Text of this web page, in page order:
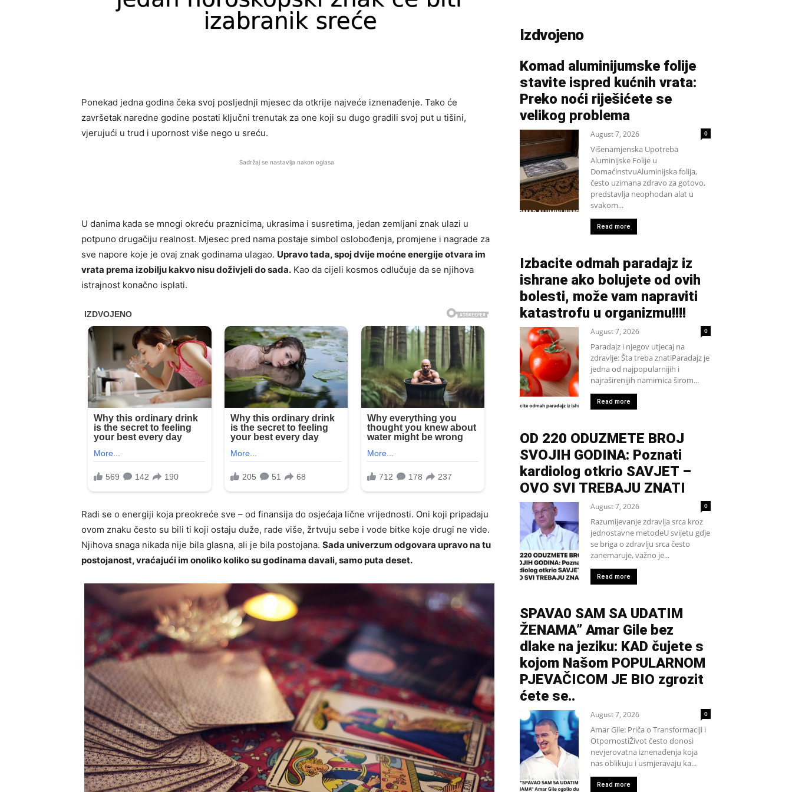
Ponekad jedna godina čeka svoj posljednji mjesec da otkrije najveće iznenađenje. Tako će
završetak naredne godine postati ključni trenutak za one koji su dugo gradili svoj put u tišini,
vjerujući u trud i upornost više nego u sreću.
Sadržaj se nastavlja nakon oglasa
U danima kada se mnogi okreću praznicima, ukrasima i susretima, jedan zemljani znak ulazi u
potpuno drugačiju realnost. Mjesec pred nama postaje simbol oslobođenja, promjene i nagrade za
sve napore koje je ovaj znak godinama ulagao. Upravo tada, spoj dvije moćne energije otvara im
vrata prema izobilju kakvo nisu doživjeli do sada. Kao da cijeli kosmos odlučuje da se njihova
istrajnost konačno isplati.
Radi se o energiji koja preokreće sve – od finansija do osjećaja lične vrijednosti. Oni koji pripadaju
ovom znaku često su bili ti koji ostaju duže, rade više, žrtvuju sebe i vode bitke koje drugi ne vide.
Njihova snaga nikada nije bila glasna, ali je bila postojana. Sada univerzum odgovara upravo na tu
postojanost, vraćajući im onoliko koliko su godinama davali, samo puta deset.
Izdvojeno
Komad aluminijumske folije
stavite ispred kućnih vrata:
Preko noći riješićete se
velikog problema
August 7, 2026 0
Višenamjenska Upotreba
Aluminijske Folije u
DomaćinstvuAluminijska folija,
često uzimana zdravo za gotovo,
predstavlja neophodan alat u
svakom...
Read more
Izbacite odmah paradajz iz
ishrane ako bolujete od ovih
bolesti, može vam napraviti
katastrofu u organizmu!!!!
August 7, 2026 0
Paradajz i njegov utjecaj na
zdravlje: Šta treba znatiParadajz je
jedna od najpopularnijih i
najraširenijih namirnica širom...
Read more
OD 220 ODUZMETE BROJ
SVOJIH GODINA: Poznati
kardiolog otkrio SAVJET –
OVO SVI TREBAJU ZNATI
August 7, 2026 0
Razumijevanje zdravlja srca kroz
jednostavne metodeU svijetu gdje
se briga o zdravlju srca često
zanemaruje, važno je...
Read more
SPAVA0 SAM SA UDATIM
ŽENAMA” Amar Gile bez
dlake na jeziku: KAD čujete s
kojom Našom POPULARNOM
PJEVAČICOM JE BIO zgrozit
ćete se..
August 7, 2026 0
Amar Gile: Priča o Transformaciji i
OtpornostiŽivot često donosi
nevjerovatna iznenađenja koja
nas oblikuju i usmjeravaju ka...
Read more